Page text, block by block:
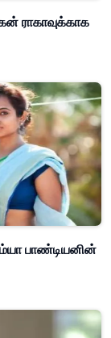
ராகாவுக்காக
பாண்டியனின்